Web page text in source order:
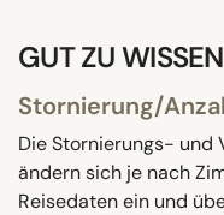
GUT ZU
Stornierung/
Die Stornierungs- und
ändern sich je nach
Reisedaten ein und